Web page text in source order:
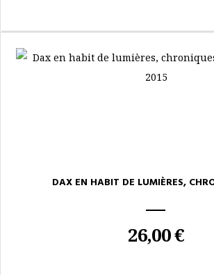
DAX EN HABIT DE LUMIÈRES,
26,00 €